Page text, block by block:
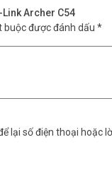
Link Archer C54
buộc được đánh dấu *
lại số điện thoại hoặc